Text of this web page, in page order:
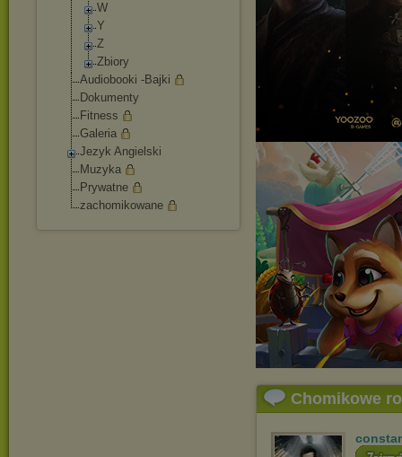
W
Y
Z
Zbiory
Audiobooki -Bajki
Dokumenty
Fitness
Galeria
Jezyk Angielski
Muzyka
Prywatne
zachomikowane
Chomikowe